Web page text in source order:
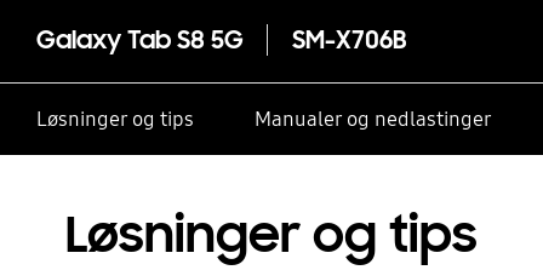
Galaxy Tab S8 5G SM-X706B
Løsninger og tips Manualer og nedlastinger
Løsninger og tips